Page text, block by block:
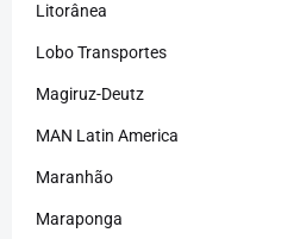
Litorânea
Lobo Transportes
Magiruz-Deutz
MAN Latin America
Maranhão
Maraponga